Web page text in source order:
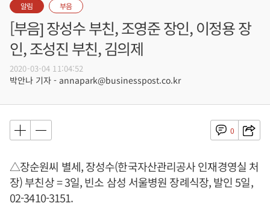
알림 부음
[부음] 장성수 부친, 조영준 장인, 이정용 장
인, 조성진 부친, 김의제
2020-03-04 11:04:52
박안나 기자 - annapark@businesspost.co.kr
0
△장순원씨 별세, 장성수(한국자산관리공사 인재경영실 처
장) 부친상 = 3일, 빈소 삼성 서울병원 장례식장, 발인 5일,
02-3410-3151.